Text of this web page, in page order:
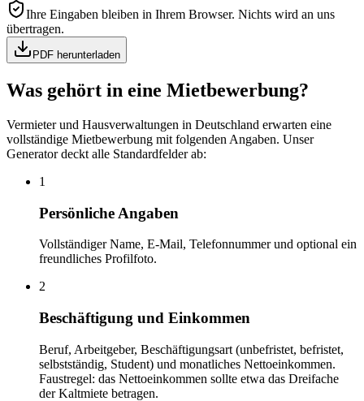
Ihre Eingaben bleiben in Ihrem Browser. Nichts wird an uns
übertragen.
PDF herunterladen
Was gehört in eine Mietbewerbung?
Vermieter und Hausverwaltungen in Deutschland erwarten eine
vollständige Mietbewerbung mit folgenden Angaben. Unser
Generator deckt alle Standardfelder ab:
1
Persönliche Angaben
Vollständiger Name, E-Mail, Telefonnummer und optional ein
freundliches Profilfoto.
2
Beschäftigung und Einkommen
Beruf, Arbeitgeber, Beschäftigungsart (unbefristet, befristet,
selbstständig, Student) und monatliches Nettoeinkommen.
Faustregel: das Nettoeinkommen sollte etwa das Dreifache
der Kaltmiete betragen.